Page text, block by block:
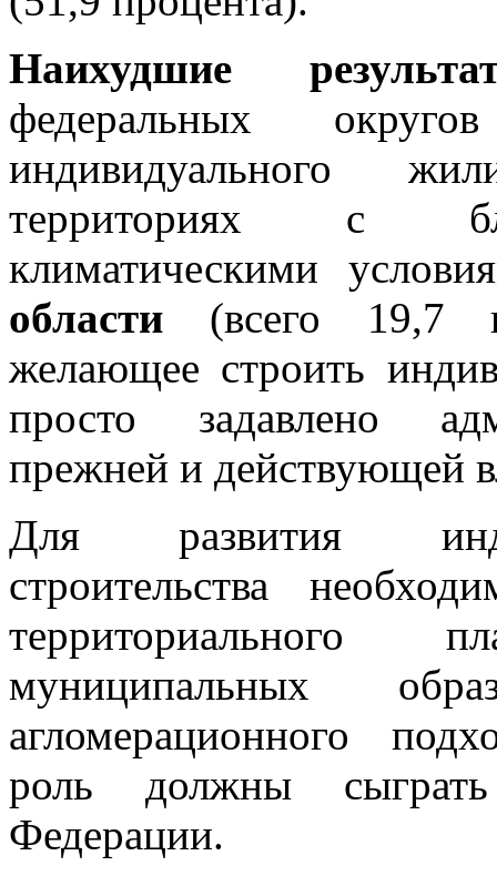
Наихудшие
федеральных
индивидуального
территориях с
климатическими
области (всего 19,7
желающее строить
просто задавлено
прежней и действующей
Для развития
строительства
территориального
муниципальных
агломерационного
роль должны
Федерации.